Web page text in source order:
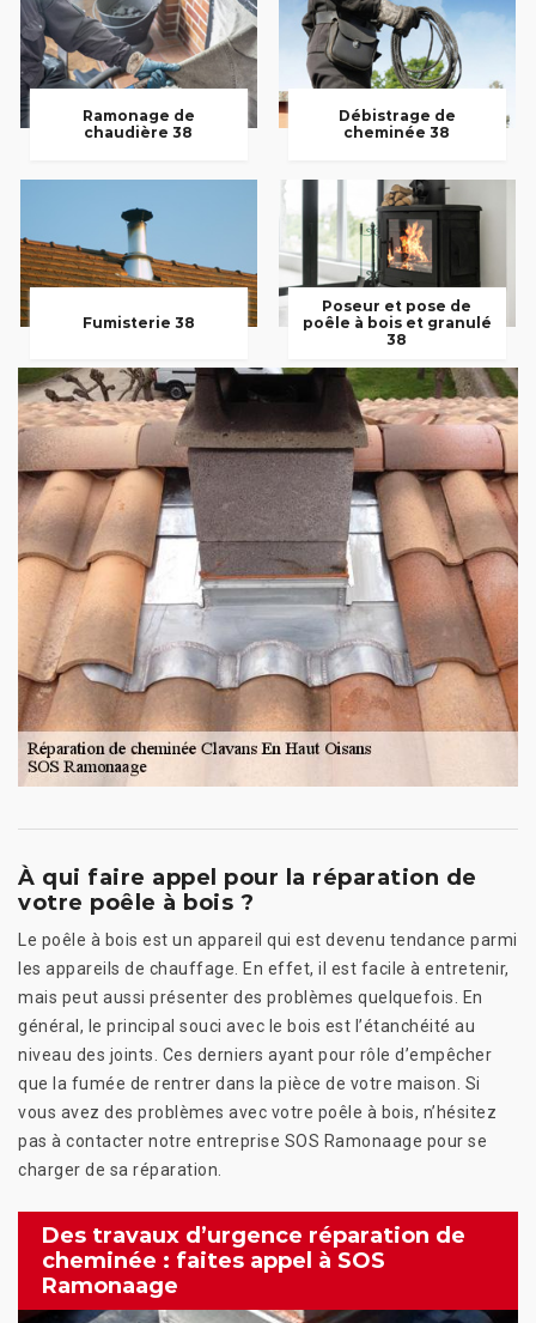
Ramonage de
chaudière 38
Débistrage de
cheminée 38
Fumisterie 38
Poseur et pose de
poêle à bois et granulé
38
À qui faire appel pour la réparation de
votre poêle à bois ?
Le poêle à bois est un appareil qui est devenu tendance parmi
les appareils de chauffage. En effet, il est facile à entretenir,
mais peut aussi présenter des problèmes quelquefois. En
général, le principal souci avec le bois est l’étanchéité au
niveau des joints. Ces derniers ayant pour rôle d’empêcher
que la fumée de rentrer dans la pièce de votre maison. Si
vous avez des problèmes avec votre poêle à bois, n’hésitez
pas à contacter notre entreprise SOS Ramonaage pour se
charger de sa réparation.
Des travaux d’urgence réparation de
cheminée : faites appel à SOS
Ramonaage